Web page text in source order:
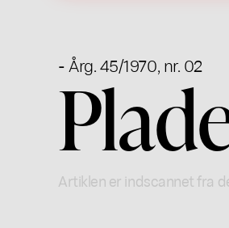
- Årg. 45/1970, nr. 02
Artiklen er indscannet fra